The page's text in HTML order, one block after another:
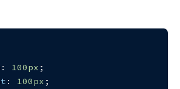
: 100px ;
: 100px ;